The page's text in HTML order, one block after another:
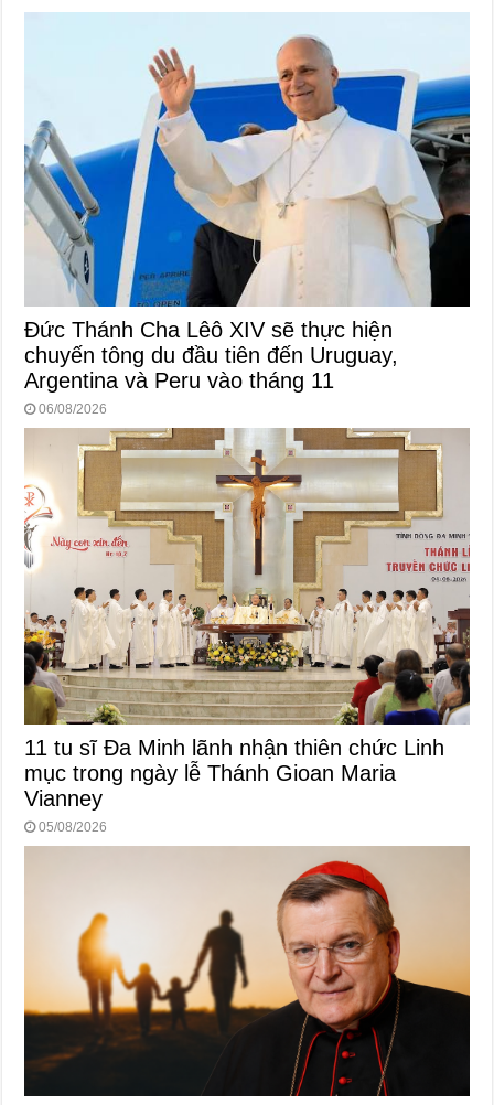
Đức Thánh Cha Lêô XIV sẽ thực hiện
chuyến tông du đầu tiên đến Uruguay,
Argentina và Peru vào tháng 11
06/08/2026
11 tu sĩ Đa Minh lãnh nhận thiên chức Linh
mục trong ngày lễ Thánh Gioan Maria
Vianney
05/08/2026